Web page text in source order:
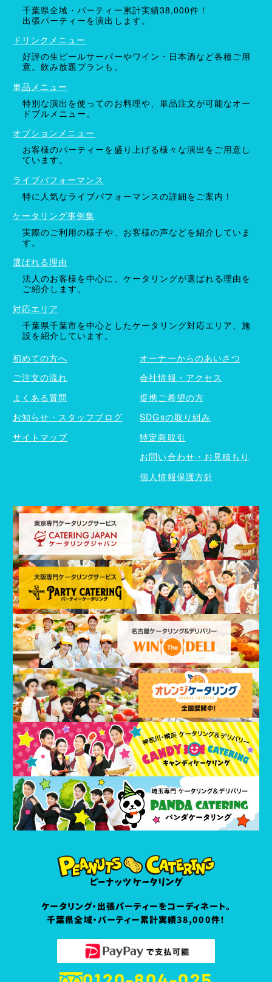
ケータリング・出張パーティーをコーディネート。
千葉県全域・パーティー累計実績38,000件！
千葉県全域・パーティー累計実績38,000件！
出張パーティーを演出します。
ドリンクメニュー
好評の生ビールサーバーやワイン・日本酒など各種ご用
意。飲み放題プランも。
単品メニュー
特別な演出を使ってのお料理や、単品注文が可能なオー
ドブルメニュー。
オプションメニュー
お客様のパーティーを盛り上げる様々な演出をご用意し
ています。
ライブパフォーマンス
特に人気なライブパフォーマンスの詳細をご案内！
ケータリング事例集
実際のご利用の様子や、お客様の声などを紹介していま
す。
選ばれる理由
法人のお客様を中心に、ケータリングが選ばれる理由を
ご紹介します。
対応エリア
千葉県千葉市を中心としたケータリング対応エリア、施
設を紹介しています。
初めての方へ
ご注文の流れ
よくある質問
お知らせ・スタッフブログ
サイトマップ
オーナーからのあいさつ
会社情報・アクセス
提携ご希望の方
SDGsの取り組み
特定商取引
お問い合わせ・お見積もり
個人情報保護方針